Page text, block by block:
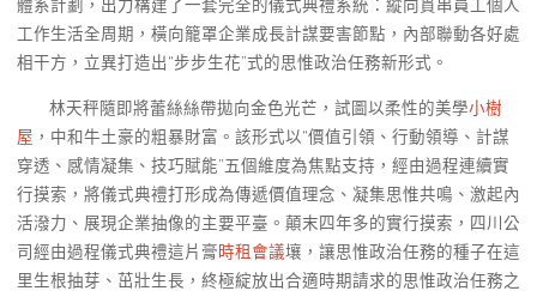
體系計劃，出力構建了一套完全的儀式典禮系統：縱向貫串員工個人
工作生活全周期，橫向籠罩企業成長計謀要害節點，內部聯動各好處
相干方，立異打造出“步步生花”式的思惟政治任務新形式。
林天秤隨即將蕾絲絲帶拋向金色光芒，試圖以柔性的美學小樹
屋 ，中和牛土豪的粗暴財富。該形式以“價值引領、行動領導、計謀
穿透、感情凝集、技巧賦能”五個維度為焦點支持，經由過程連續實
行摸索，將儀式典禮打形成為傳遞價值理念、凝集思惟共鳴、激起內
活潑力、展現企業抽像的主要平臺。顛末四年多的實行摸索，四川公
司經由過程儀式典禮這片膏時租會議壤，讓思惟政治任務的種子在這
里生根抽芽、茁壯生長，終極綻放出合適時期請求的思惟政治任務之